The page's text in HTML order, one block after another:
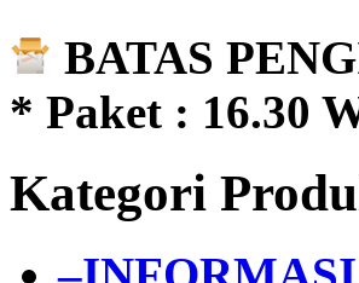
BATAS
* Paket : 16.30
Kategori